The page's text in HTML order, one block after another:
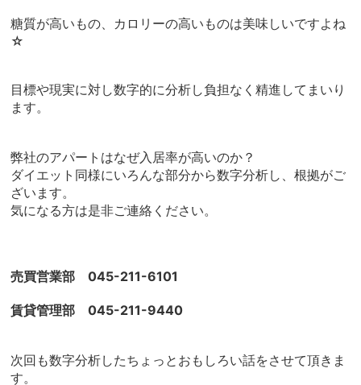
糖質が高いもの、カロリーの高いものは美味しいですよね
☆
目標や現実に対し数字的に分析し負担なく精進してまいり
ます。
弊社のアパートはなぜ入居率が高いのか？
ダイエット同様にいろんな部分から数字分析し、根拠がご
ざいます。
気になる方は是非ご連絡ください。
売買営業部 045-211-6101
賃貸管理部 045-211-9440
次回も数字分析したちょっとおもしろい話をさせて頂きま
す。